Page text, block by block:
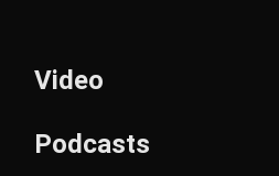
Video
Podcasts